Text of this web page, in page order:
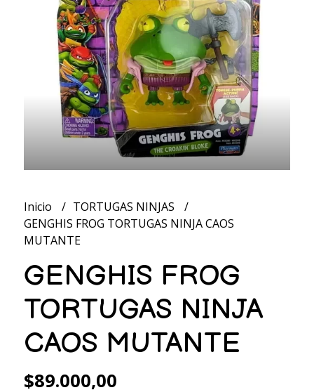
Inicio
TORTUGAS NINJAS
GENGHIS FROG TORTUGAS NINJA CAOS
MUTANTE
GENGHIS FROG
TORTUGAS NINJA
CAOS MUTANTE
$89.000,00